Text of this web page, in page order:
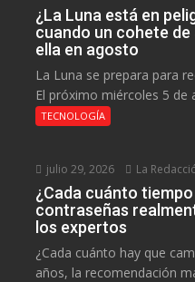
¿La Luna está en
cuando un cohete
ella en agosto
La Luna se prepara para
El próximo miércoles 5 de
TECNOLOGÍA
julio 29, 2026 La
¿Cada cuánto
contraseñas
los expertos
¿Cada cuánto hay que
años, la recomendación